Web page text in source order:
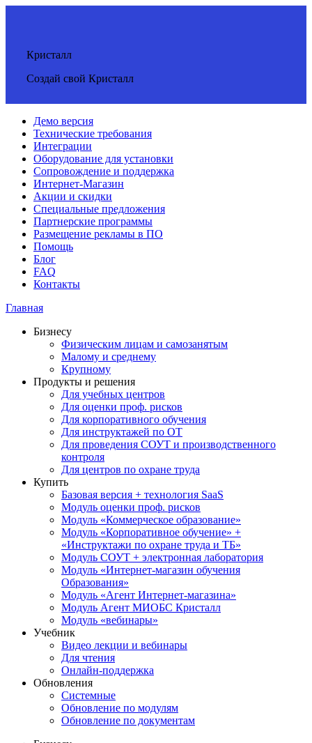
Кристалл
Создай свой Кристалл
Демо версия
Технические требования
Интеграции
Оборудование для установки
Сопровождение и поддержка
Интернет-Магазин
Акции и скидки
Специальные предложения
Партнерские программы
Размещение рекламы в ПО
Помощь
Блог
FAQ
Контакты
Главная
Бизнесу
Физическим лицам и самозанятым
Малому и среднему
Крупному
Продукты и решения
Для учебных центров
Для оценки проф. рисков
Для корпоративного обучения
Для инструктажей по ОТ
Для проведения СОУТ и производственного
контроля
Для центров по охране труда
Купить
Базовая версия + технология SaaS
Модуль оценки проф. рисков
Модуль «Коммерческое образование»
Модуль «Корпоративное обучение» +
«Инструктажи по охране труда и ТБ»
Модуль СОУТ + электронная лаборатория
Модуль «Интернет-магазин обучения
Образования»
Модуль «Агент Интернет-магазина»
Модуль Агент МИОБС Кристалл
Модуль «вебинары»
Учебник
Видео лекции и вебинары
Для чтения
Онлайн-поддержка
Обновления
Системные
Обновление по модулям
Обновление по документам